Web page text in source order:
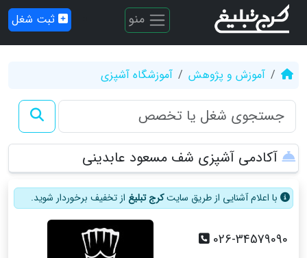
منو ثبت شغل
آموزش و پژوهش آموزشگاه آشپزی
آکادمی آشپزی شف مسعود عابدینی
با اعلام آشنایی از طریق سایتکرج تبلیغ از تخفیف برخوردار شوید.
026-34579090